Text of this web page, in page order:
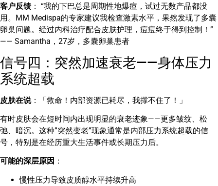
客户反馈 ： “我的下巴总是周期性地爆痘，试过无数产品都没
用。MM Medispa的专家建议我检查激素水平，果然发现了多囊
卵巢问题。经过内科治疗配合皮肤护理，痘痘终于得到控制！”
—— Samantha，27岁，多囊卵巢患者
信号四：突然加速衰老——身体压力
系统超载
皮肤在说：「救命！内部资源已耗尽，我撑不住了！」
有时皮肤会在短时间内出现明显的衰老迹象——更多皱纹、松
弛、暗沉。这种”突然变老”现象通常是内部压力系统超载的信
号，特别是在经历重大生活事件或长期压力后。
可能的深层原因 ：
慢性压力导致皮质醇水平持续升高